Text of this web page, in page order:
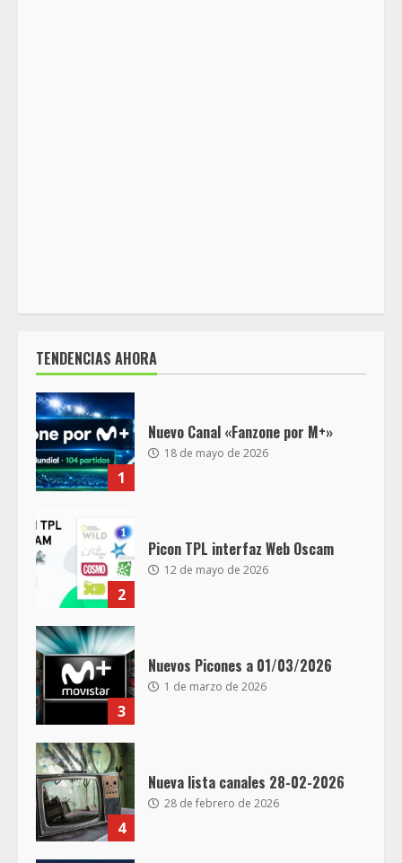
TENDENCIAS AHORA
1
Nuevo Canal «Fanzone por M+»
18 de mayo de 2026
2
Picon TPL interfaz Web Oscam
12 de mayo de 2026
3
Nuevos Picones a 01/03/2026
1 de marzo de 2026
4
Nueva lista canales 28-02-2026
28 de febrero de 2026